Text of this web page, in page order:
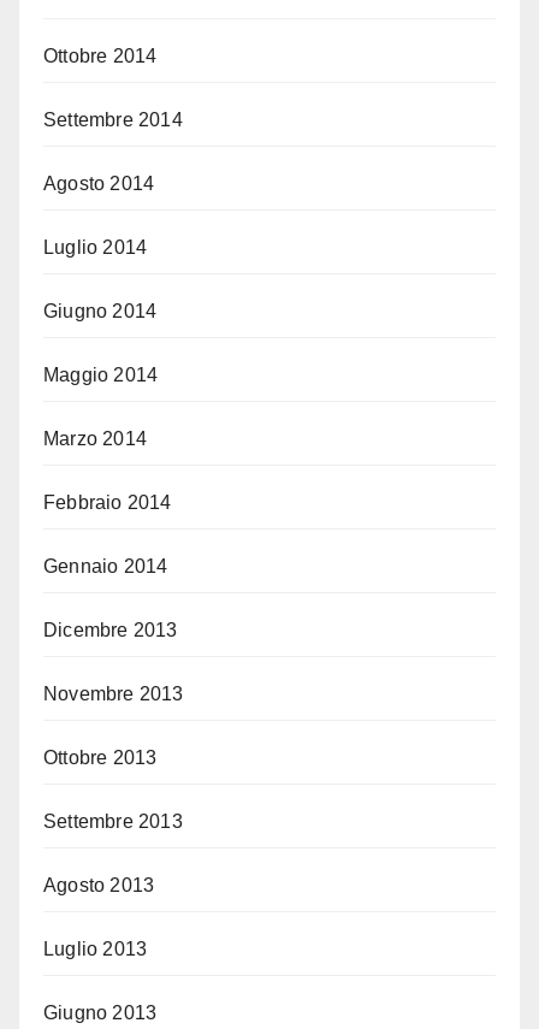
Ottobre 2014
Settembre 2014
Agosto 2014
Luglio 2014
Giugno 2014
Maggio 2014
Marzo 2014
Febbraio 2014
Gennaio 2014
Dicembre 2013
Novembre 2013
Ottobre 2013
Settembre 2013
Agosto 2013
Luglio 2013
Giugno 2013